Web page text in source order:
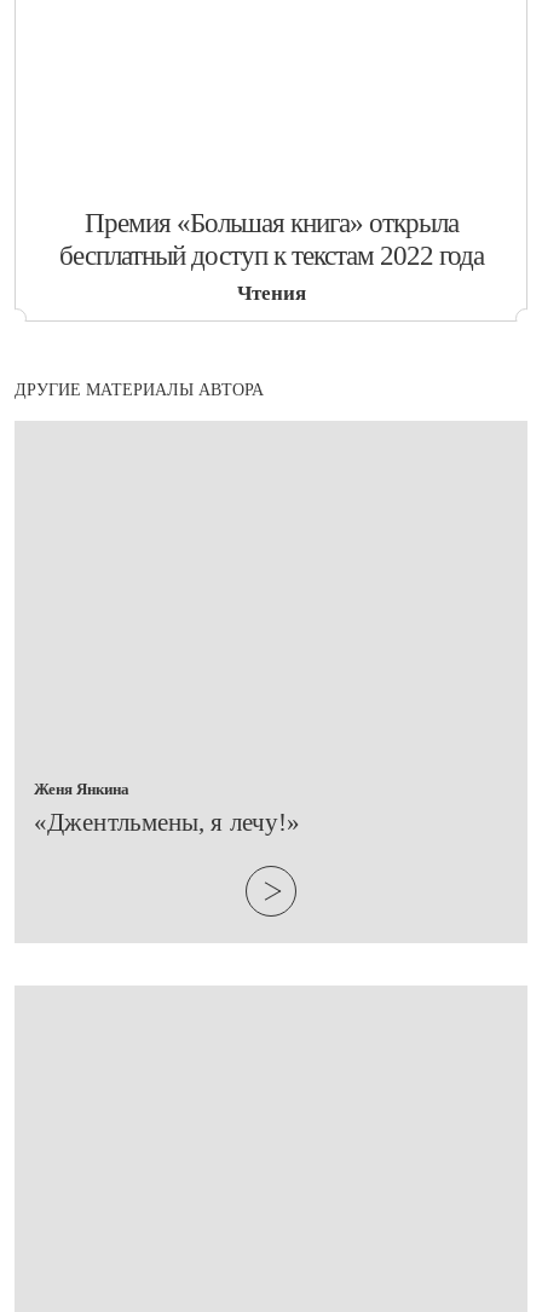
​Премия «Большая книга» открыла
бесплатный доступ к текстам 2022 года
Чтения
ДРУГИЕ МАТЕРИАЛЫ АВТОРА
Женя Янкина
​«Джентльмены, я лечу!»